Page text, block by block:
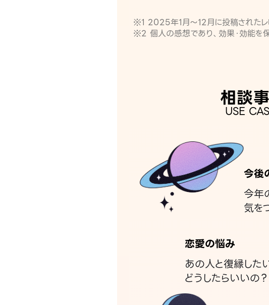
※1 2025年1月〜12月に投稿されたレ
※2 個人の感想であり、効果・効能を
相談
USE
今後
今年
気を
恋愛の悩み
あの人と復縁した
どうしたらいいの？